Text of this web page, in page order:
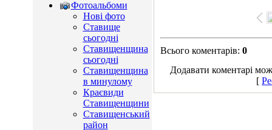
Фотоальбоми
Нові фото
Ставище
сьогодні
Ставищенщина
сьогодні
Ставищенщина
в минулому
Краєвиди
Ставищенщини
Ставищенський
район
Всього коментарів: 0
Додавати коментарі
[